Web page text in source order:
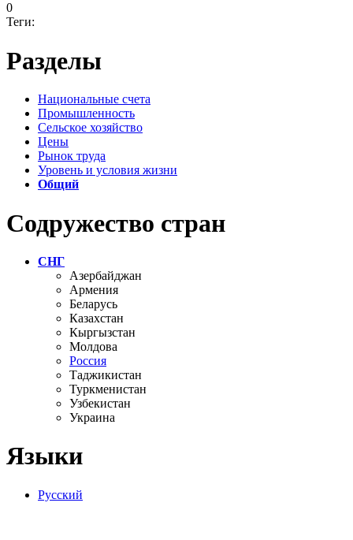
0
Теги:
Разделы
Национальные счета
Промышленность
Сельское хозяйство
Цены
Рынок труда
Уровень и условия жизни
Общий
Содружество стран
СНГ
Азербайджан
Армения
Беларусь
Казахстан
Кыргызстан
Молдова
Россия
Таджикистан
Туркменистан
Узбекистан
Украина
Языки
Русский